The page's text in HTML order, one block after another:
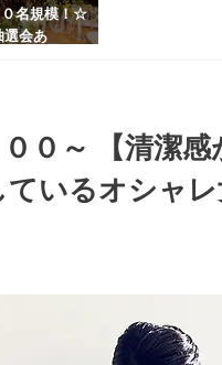
０名規模！☆
選会あ
０～ 【清潔
いるオシャ